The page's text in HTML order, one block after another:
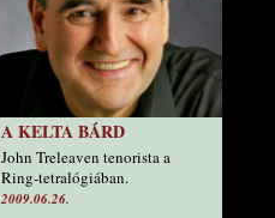
A KELTA BÁRD
John Treleaven tenorista a
Ring-tetralógiában.
2009.06.26.